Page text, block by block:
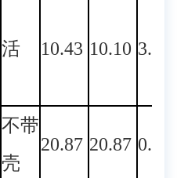
活 10.43 10.10 3.27
不带
壳
20.87 20.87 0.00